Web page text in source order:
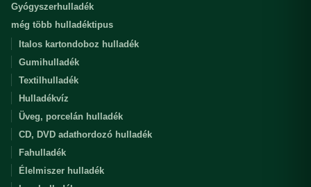
Gyógyszerhulladék
még több hulladéktipus
Italos kartondoboz hulladék
Gumihulladék
Textilhulladék
Hulladékvíz
Üveg, porcelán hulladék
CD, DVD adathordozó hulladék
Fahulladék
Élelmiszer hulladék